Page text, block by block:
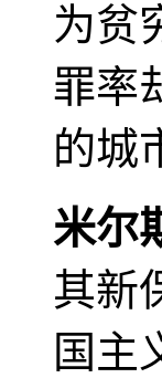
为贫
罪率
的城
米尔
其新
国主